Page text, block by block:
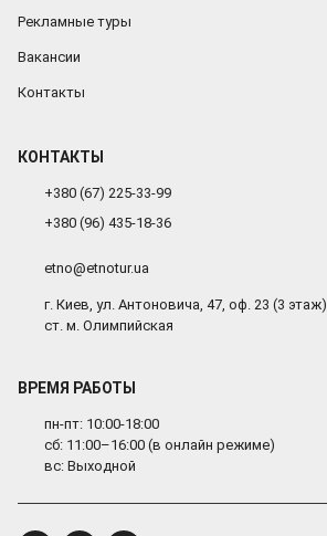
Рекламные туры
Вакансии
Контакты
КОНТАКТЫ
+380 (67) 225-33-99
+380 (96) 435-18-36
etno@etnotur.ua
г. Киев, ул. Антоновича, 47, оф. 23 (3 этаж),
ст. м. Олимпийская
ВРЕМЯ РАБОТЫ
пн-пт: 10:00-18:00
сб: 11:00–16:00 (в онлайн режиме)
вс: Выходной